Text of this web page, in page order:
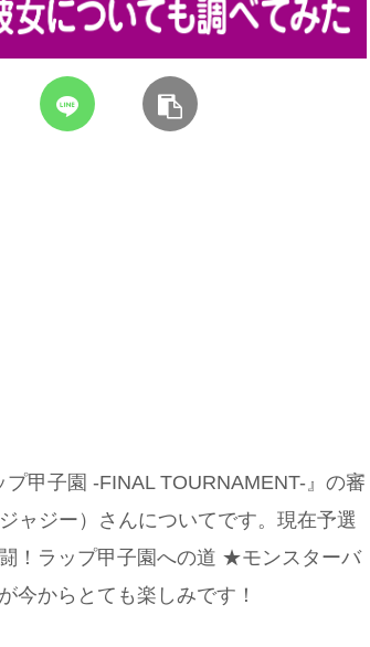
甲子園 -FINAL TOURNAMENT-』の審
ャジー）さんについてです。現在予選
！ラップ甲子園への道 ★モンスターバ
今からとても楽しみです！